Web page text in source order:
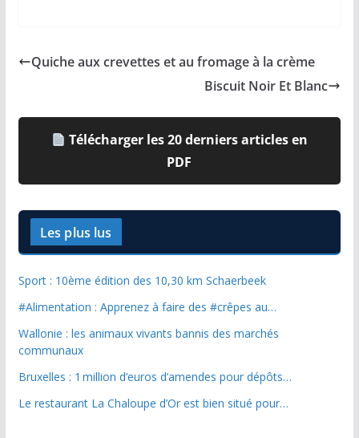
Quiche aux crevettes et au fromage à la crème
Biscuit Noir Et Blanc
Télécharger les 20 derniers articles en
PDF
Les plus lus
Sport : 10ème édition des 10,30 km Schaerbeek
#Alimentation : Apprenez à faire des #crêpes au…
Wallonie : les animaux vivants bannis des marchés
communaux
Bruxelles : 1 million d’euros d’amendes pour dépôts…
Le restaurant La Chaloupe d’Or est bien situé pour…